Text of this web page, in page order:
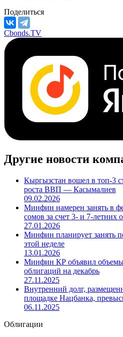
Поделиться
Cbonds.TV
Другие новости
Кыргызстан вошел в топ-3
роста ВВП — Касымалиев
09.02.2026
Минфин намерен занять в
сомов за счет 3- и 7-летних
27.01.2026
Минфин планирует занять
этой неделе
13.01.2026
Минфин КР объявил объемы
облигаций на декабрь
27.11.2025
Внутренний долг,
площадке Нацбанка,
06.11.2025
Облигации